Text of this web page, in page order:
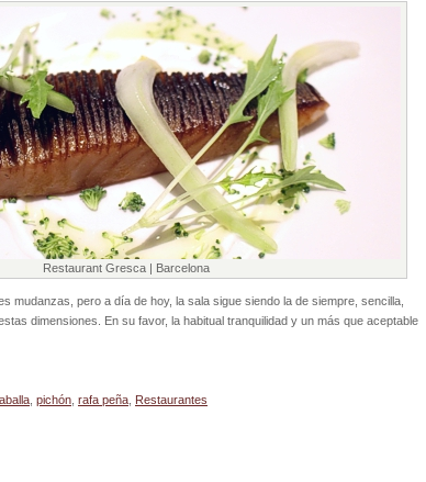
Restaurant Gresca | Barcelona
mudanzas, pero a día de hoy, la sala sigue siendo la de siempre, sencilla,
dimensiones. En su favor, la habitual tranquilidad y un más que aceptable
pichón rafa peña Restaurantes